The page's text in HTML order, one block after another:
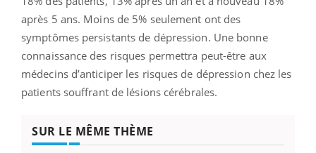
après 5 ans. Moins de 5% seulement ont des
symptômes persistants de dépression. Une bonne
connaissance des risques permettra peut-être aux
médecins d’anticiper les risques de dépression chez les
patients souffrant de lésions cérébrales.
SUR LE MÊME THÈME